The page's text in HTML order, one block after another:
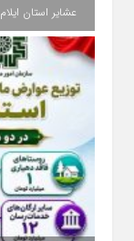
عشایر استان ایلام